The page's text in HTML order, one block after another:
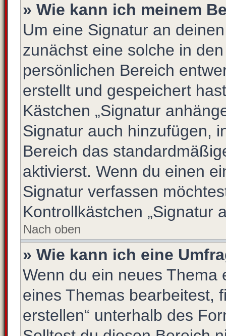
» Wie kann ich meinem
Um eine Signatur an
zunächst eine solche in
persönlichen Bereich
erstellt und gespeichert
Kästchen „Signatur
Signatur auch hinzufügen,
Bereich das
aktivierst. Wenn du einen
Signatur verfassen
Kontrollkästchen „Signatur
Nach oben
» Wie kann ich eine
Wenn du ein neues Thema
eines Themas bearbeitest,
erstellen“ unterhalb des